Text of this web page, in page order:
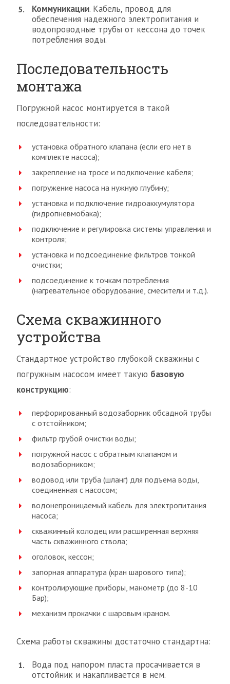
Коммуникации. Кабель, провод для
обеспечения надежного электропитания и
водопроводные трубы от кессона до точек
потребления воды.
Последовательность
монтажа
Погружной насос монтируется в такой
последовательности:
установка обратного клапана (если его нет в
комплекте насоса);
закрепление на тросе и подключение кабеля;
погружение насоса на нужную глубину;
установка и подключение гидроаккумулятора
(гидропневмобака);
подключение и регулировка системы управления и
контроля;
установка и подсоединение фильтров тонкой
очистки;
подсоединение к точкам потребления
(нагревательное оборудование, смесители и т.д.).
Схема скважинного
устройства
Стандартное устройство глубокой скважины с
погружным насосом имеет такую базовую
конструкцию:
перфорированный водозаборник обсадной трубы
с отстойником;
фильтр грубой очистки воды;
погружной насос с обратным клапаном и
водозаборником;
водовод или труба (шланг) для подъема воды,
соединенная с насосом;
водонепроницаемый кабель для электропитания
насоса;
скважинный колодец или расширенная верхняя
часть скважинного ствола;
оголовок, кессон;
запорная аппаратура (кран шарового типа);
контролирующие приборы, манометр (до 8-10
Бар);
механизм прокачки с шаровым краном.
Схема работы скважины достаточно стандартна:
Вода под напором пласта просачивается в
отстойник и накапливается в нем.